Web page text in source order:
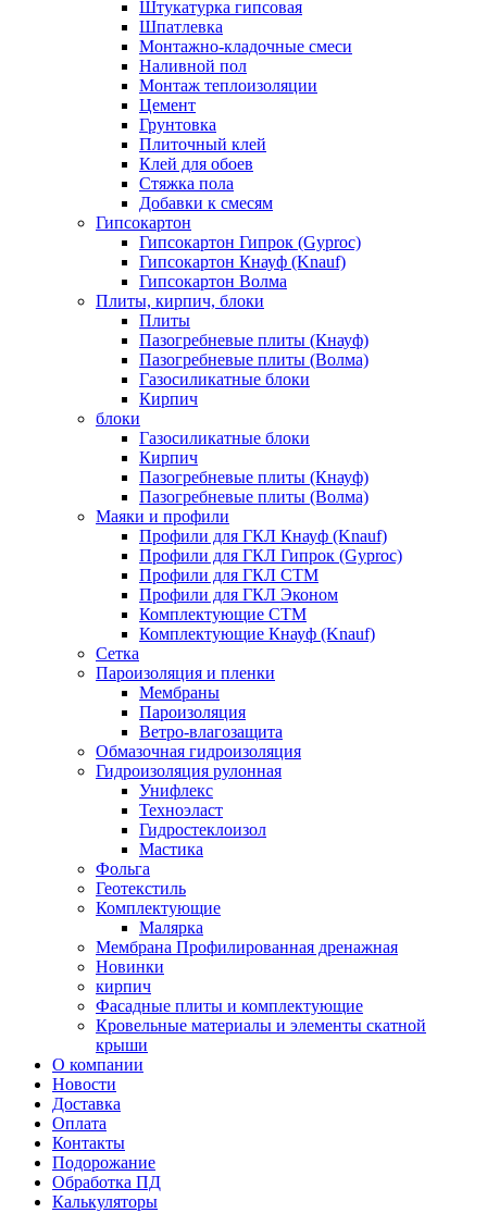
Штукатурка гипсовая
Шпатлевка
Монтажно-кладочные смеси
Наливной пол
Монтаж теплоизоляции
Цемент
Грунтовка
Плиточный клей
Клей для обоев
Стяжка пола
Добавки к смесям
Гипсокартон
Гипсокартон Гипрок (Gyproc)
Гипсокартон Кнауф (Knauf)
Гипсокартон Волма
Плиты, кирпич, блоки
Плиты
Пазогребневые плиты (Кнауф)
Пазогребневые плиты (Волма)
Газосиликатные блоки
Кирпич
блоки
Газосиликатные блоки
Кирпич
Пазогребневые плиты (Кнауф)
Пазогребневые плиты (Волма)
Маяки и профили
Профили для ГКЛ Кнауф (Knauf)
Профили для ГКЛ Гипрок (Gyproc)
Профили для ГКЛ СТМ
Профили для ГКЛ Эконом
Комплектующие СТМ
Комплектующие Кнауф (Knauf)
Сетка
Пароизоляция и пленки
Мембраны
Пароизоляция
Ветро-влагозащита
Обмазочная гидроизоляция
Гидроизоляция рулонная
Унифлекс
Техноэласт
Гидростеклоизол
Мастика
Фольга
Геотекстиль
Комплектующие
Малярка
Мембрана Профилированная дренажная
Новинки
кирпич
Фасадные плиты и комплектующие
Кровельные материалы и элементы скатной
крыши
О компании
Новости
Доставка
Оплата
Контакты
Подорожание
Обработка ПД
Калькуляторы